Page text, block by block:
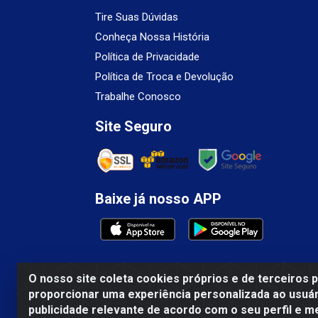
O nosso site coleta cookies próprios e de terceiros
proporcionar uma experiência personalizada ao
publicidade relevante de acordo com o seu perfil e
Tire Suas Dúvidas
Conheça Nossa História
Política de Privacidade
Política de Troca e Devolução
Trabalhe Conosco
Site Seguro
Baixe já nosso APP
Mercosul Espumas Industriais LTDA - Rua